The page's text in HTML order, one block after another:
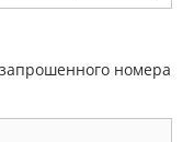
номера